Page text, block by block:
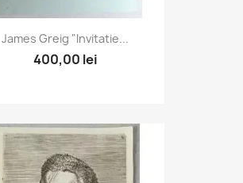
James Greig "Invitatie...
400,00 lei